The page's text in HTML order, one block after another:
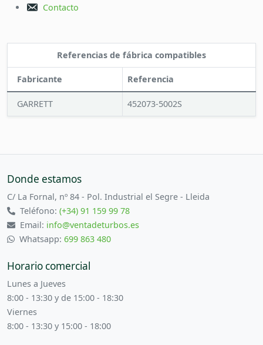
Contacto
Referencias de fábrica compatibles
Fabricante Referencia
GARRETT 452073-5002S
Donde estamos
C/ La Fornal, nº 84 - Pol. Industrial el Segre - Lleida
Teléfono:(+34) 91 159 99 78
Email: info@ventadeturbos.es
Whatsapp: 699 863 480
Horario comercial
Lunes a Jueves
8:00 - 13:30 y de 15:00 - 18:30
Viernes
8:00 - 13:30 y 15:00 - 18:00